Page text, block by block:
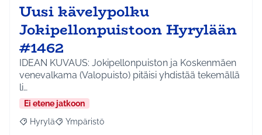
Uusi kävelypolku
Jokipellonpuistoon Hyrylään
#1462
IDEAN KUVAUS: Jokipellonpuiston ja Koskenmäen
venevalkama (Valopuisto) pitäisi yhdistää tekemällä
li…
Ei etene jatkoon
Rajaa tulokset aihepiirin mukaan: Hyrylä
Hyrylä Rajaa tulokset teeman mukaan: Ympäristö
Ympäristö